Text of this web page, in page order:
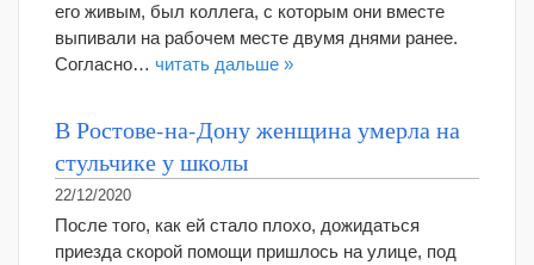
его живым, был коллега, с которым они вместе
выпивали на рабочем месте двумя днями ранее.
Согласно… читать дальше »
В Ростове-на-Дону женщина умерла на
стульчике у школы
22/12/2020
После того, как ей стало плохо, дожидаться
приезда скорой помощи пришлось на улице, под